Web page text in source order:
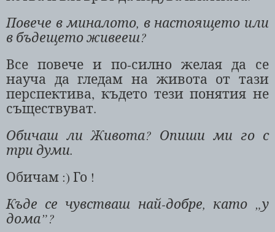
Повече в миналото, в настоящето или
в бъдещето живееш?
Все повече и по-силно желая да се
науча да гледам на живота от тази
перспектива, където тези понятия не
съществуват.
Обичаш ли Живота? Опиши ми го с
три думи.
Обичам :) Го !
Къде се чувстваш най-добре, като „у
дома”?